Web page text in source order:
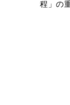
程」の